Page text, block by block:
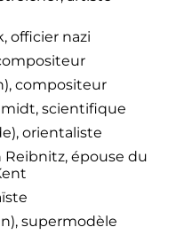
officier nazi
, compositeur
scientifique
, orientaliste
épouse du
, supermodèle